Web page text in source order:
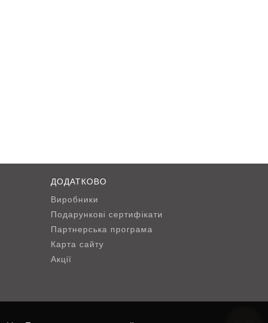
ДОДАТКОВО
Виробники
Подарункові сертифікати
Партнерська програма
Карта сайту
Акції